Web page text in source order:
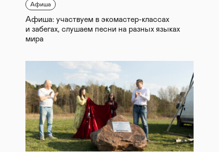
Афиша
Афиша: участвуем в экомастер-классах
и забегах, слушаем песни на разных языках
мира